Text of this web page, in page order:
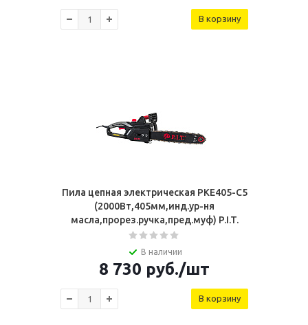
В корзину
Пила цепная электрическая PKE405-C5
(2000Вт,405мм,инд.ур-ня
масла,прорез.ручка,пред.муф) P.I.T.
В наличии
8 730 руб./шт
В корзину